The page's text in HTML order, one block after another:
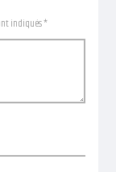
indiqués *